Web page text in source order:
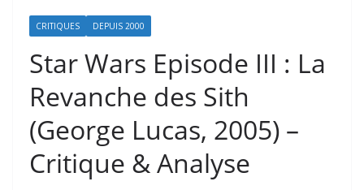
CRITIQUES DEPUIS 2000
Star Wars Episode III : La
Revanche des Sith
(George Lucas, 2005) –
Critique & Analyse